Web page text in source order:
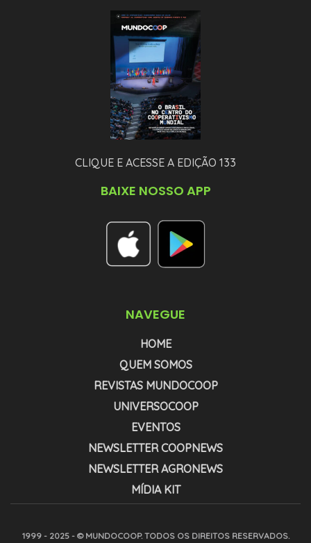
CLIQUE E ACESSE A EDIÇÃO 133
BAIXE NOSSO APP
NAVEGUE
HOME
QUEM SOMOS
REVISTAS MUNDOCOOP
UNIVERSOCOOP
EVENTOS
NEWSLETTER COOPNEWS
NEWSLETTER AGRONEWS
MÍDIA KIT
1999 - 2025 - © MUNDOCOOP. TODOS OS DIREITOS RESERVADOS.